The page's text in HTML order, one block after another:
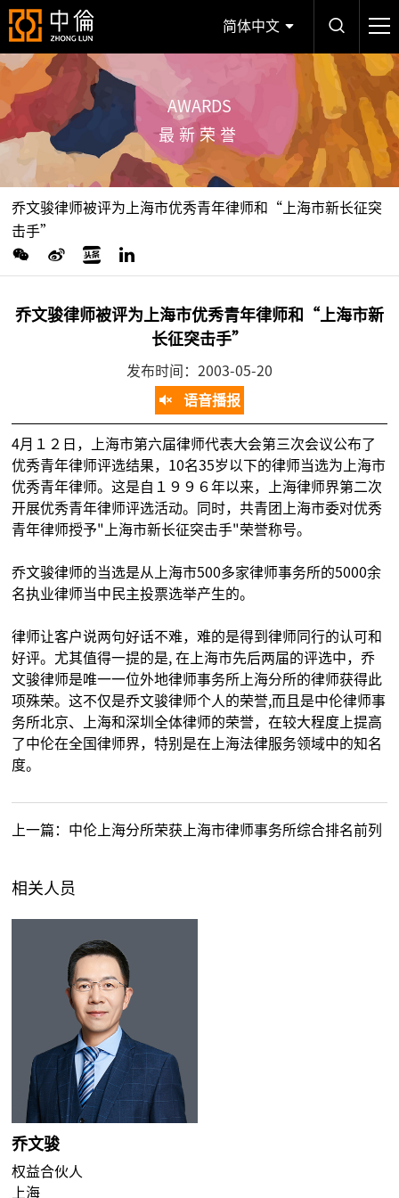
简体中文
AWARDS
最新荣誉
乔文骏律师被评为上海市优秀青年律师和“上海市新长征突
击手”
乔文骏律师被评为上海市优秀青年律师和“上海市新
长征突击手”
发布时间：2003-05-20
语音播报
4月１２日，上海市第六届律师代表大会第三次会议公布了
优秀青年律师评选结果，10名35岁以下的律师当选为上海市
优秀青年律师。这是自１９９６年以来，上海律师界第二次
开展优秀青年律师评选活动。同时，共青团上海市委对优秀
青年律师授予"上海市新长征突击手"荣誉称号。
乔文骏律师的当选是从上海市500多家律师事务所的5000余
名执业律师当中民主投票选举产生的。
律师让客户说两句好话不难，难的是得到律师同行的认可和
好评。尤其值得一提的是, 在上海市先后两届的评选中，乔
文骏律师是唯一一位外地律师事务所上海分所的律师获得此
项殊荣。这不仅是乔文骏律师个人的荣誉,而且是中伦律师事
务所北京、上海和深圳全体律师的荣誉，在较大程度上提高
了中伦在全国律师界，特别是在上海法律服务领域中的知名
度。
上一篇： 中伦上海分所荣获上海市律师事务所综合排名前列
相关人员
乔文骏
权益合伙人
上海